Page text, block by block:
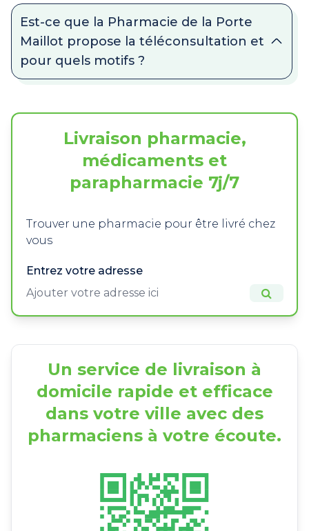
Est-ce que la Pharmacie de la Porte
Maillot propose la téléconsultation et
pour quels motifs ?
Livraison pharmacie,
médicaments et
parapharmacie 7j/7
Trouver une pharmacie pour être livré chez
vous
Entrez votre adresse
Un service de livraison à
domicile rapide et efficace
dans votre ville avec des
pharmaciens à votre écoute.